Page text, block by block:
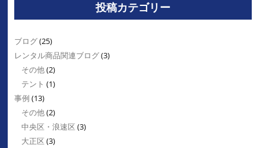
投稿カテゴリー
ブログ(25)
レンタル商品関連ブログ(3)
その他(2)
テント (1)
事例 (13)
その他(2)
中央区・浪速区 (3)
大正区 (3)